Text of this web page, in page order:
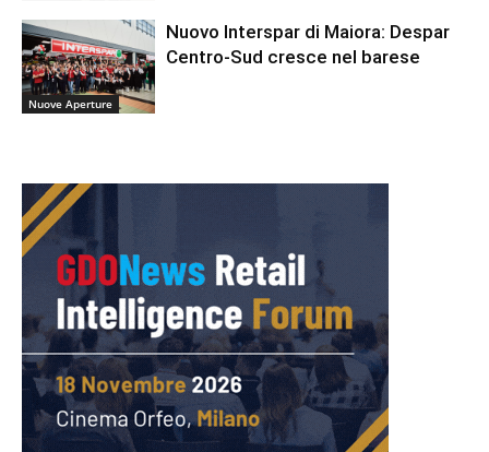
Nuove Aperture
Nuovo Interspar di Maiora: Despar
Centro-Sud cresce nel barese